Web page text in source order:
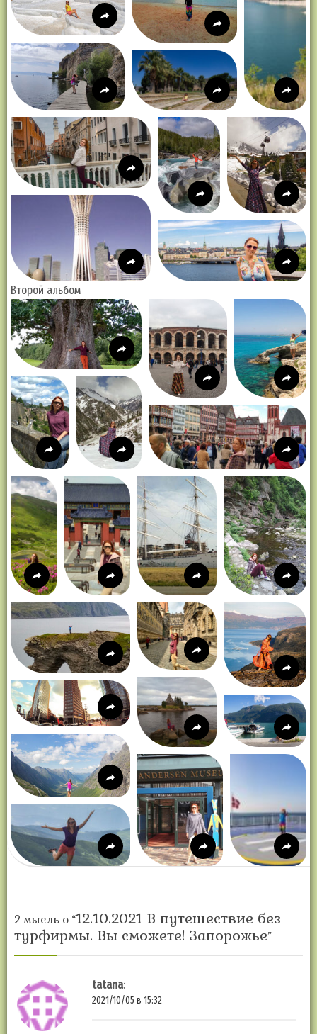
Второй альбом
2 мысль о “12.10.2021 В путешествие без
турфирмы. Вы сможете! Запорожье”
tatana:
2021/10/05 в 15:32